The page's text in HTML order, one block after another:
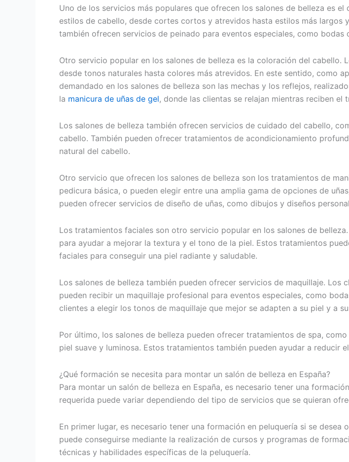
Uno de los servicios más populares que ofrecen los salones de belleza es
estilos de cabello, desde cortes cortos y atrevidos hasta estilos más largos
también ofrecen servicios de peinado para eventos especiales, como bodas
Otro servicio popular en los salones de belleza es la coloración del cabello.
desde tonos naturales hasta colores más atrevidos. En este sentido, como
demandado en los salones de belleza son las mechas y los reflejos,
la manicura de uñas de gel, donde las clientas se relajan mientras reciben el
Los salones de belleza también ofrecen servicios de cuidado del cabello,
cabello. También pueden ofrecer tratamientos de acondicionamiento
natural del cabello.
Otro servicio que ofrecen los salones de belleza son los tratamientos de
pedicura básica, o pueden elegir entre una amplia gama de opciones de
pueden ofrecer servicios de diseño de uñas, como dibujos y diseños
Los tratamientos faciales son otro servicio popular en los salones de
para ayudar a mejorar la textura y el tono de la piel. Estos tratamientos
faciales para conseguir una piel radiante y saludable.
Los salones de belleza también pueden ofrecer servicios de maquillaje.
pueden recibir un maquillaje profesional para eventos especiales, como
clientes a elegir los tonos de maquillaje que mejor se adapten a su piel y a
Por último, los salones de belleza pueden ofrecer tratamientos de spa,
piel suave y luminosa. Estos tratamientos también pueden ayudar a reducir
¿Qué formación se necesita para montar un salón de belleza en España?
Para montar un salón de belleza en España, es necesario tener una
requerida puede variar dependiendo del tipo de servicios que se quieran
En primer lugar, es necesario tener una formación en peluquería si se
puede conseguirse mediante la realización de cursos y programas de
técnicas y habilidades específicas de la peluquería.